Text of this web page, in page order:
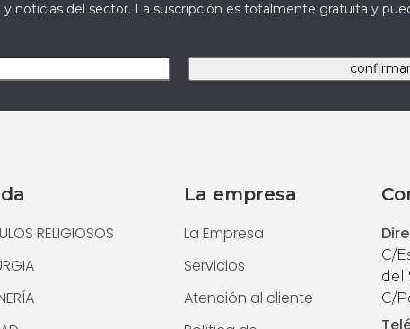
noticias del sector. La suscripción es totalmente gratuita y
RELIGIOSOS
La empresa
La Empresa
Servicios
Atención al cliente
C/
del
C/